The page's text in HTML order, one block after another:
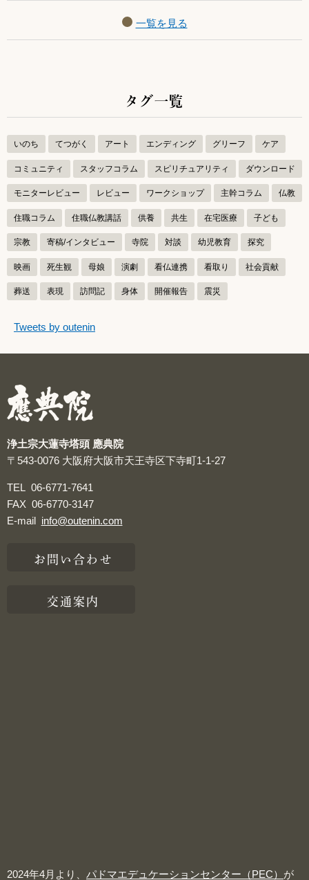
一覧を見る
タグ一覧
いのち てつがく アート エンディング グリーフ ケア
コミュニティ スタッフコラム スピリチュアリティ ダウンロード
モニターレビュー レビュー ワークショップ 主幹コラム 仏教
住職コラム 住職仏教講話 供養 共生 在宅医療 子ども
宗教 寄稿/インタビュー 寺院 対談 幼児教育 探究
映画 死生観 母娘 演劇 看仏連携 看取り 社会貢献
葬送 表現 訪問記 身体 開催報告 震災
つぶやき
つぶやきをスキップする
Tweets by outenin
浄土宗大蓮寺塔頭 應典院
〒543-0076 大阪府大阪市天王寺区下寺町1-1-27
TEL 06-6771-7641
FAX 06-6770-3147
E-mail info@outenin.com
お問い合わせ
交通案内
2024年4月より、 パドマエデュケーションセンター（PEC） が